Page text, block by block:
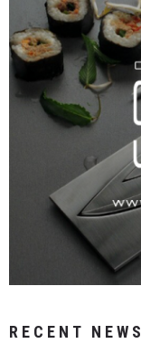
RECENT NEWS